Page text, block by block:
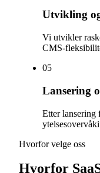
Utvikling
Vi utvikler
CMS-
05
Lansering
Etter lansering
Hvorfor velge oss
Hvorfor